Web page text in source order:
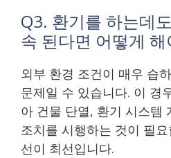
Q3. 환기를 하는데
속 된다면 어떻게 해
외부 환경 조건이 매우 습
문제일 수 있습니다. 이 경
아 건물 단열, 환기 시스템
조치를 시행하는 것이 필
선이 최선입니다.